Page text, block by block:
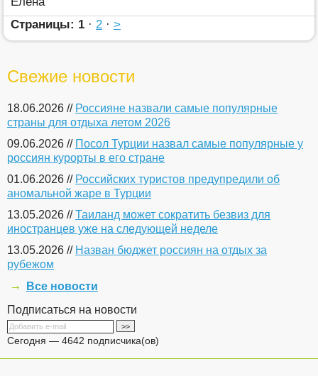
Страницы: 1 · 2 · >
Свежие новости
18.06.2026 // Россияне назвали самые популярные
страны для отдыха летом 2026
09.06.2026 // Посол Турции назвал самые популярные у
россиян курорты в его стране
01.06.2026 // Российских туристов предупредили об
аномальной жаре в Турции
13.05.2026 //Таиланд может сократить безвиз для
иностранцев уже на следующей неделе
13.05.2026 // Назван бюджет россиян на отдых за
рубежом
Все новости
Подписаться на новости
Сегодня — 4642 подписчика(ов)